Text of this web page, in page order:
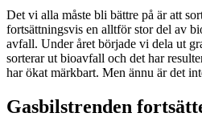
Det vi alla måste bli bättre på är att
fortsättningsvis en alltför stor del av
avfall. Under året började vi dela ut
sorterar ut bioavfall och det har
har ökat märkbart. Men ännu är det
Gasbilstrenden